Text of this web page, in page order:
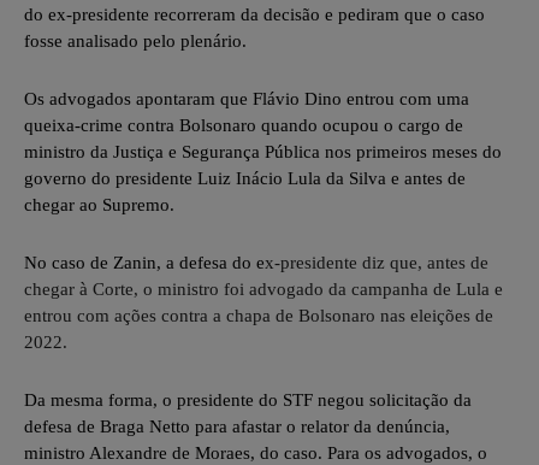
do ex-presidente recorreram da decisão e pediram que o caso
fosse analisado pelo plenário.
Os advogados apontaram que Flávio Dino entrou com uma
queixa-crime contra Bolsonaro quando ocupou o cargo de
ministro da Justiça e Segurança Pública nos primeiros meses do
governo do presidente Luiz Inácio Lula da Silva e antes de
chegar ao Supremo.
No caso de Zanin, a defesa do ex-presidente diz que, antes de
chegar à Corte, o ministro foi advogado da campanha de Lula e
entrou com ações contra a chapa de Bolsonaro nas eleições de
2022.
Da mesma forma, o presidente do STF negou solicitação da
defesa de Braga Netto para afastar o relator da denúncia,
ministro Alexandre de Moraes, do caso. Para os advogados, o